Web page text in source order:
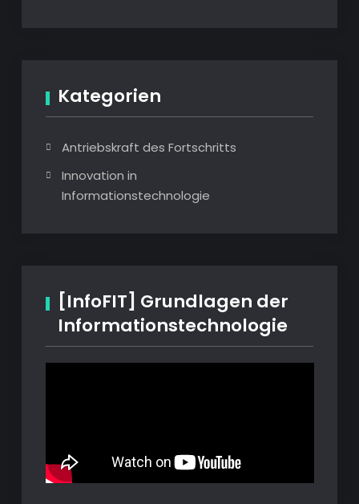
Kategorien
Antriebskraft des Fortschritts
Innovation in
Informationstechnologie
[InfoFIT] Grundlagen der
Informationstechnologie